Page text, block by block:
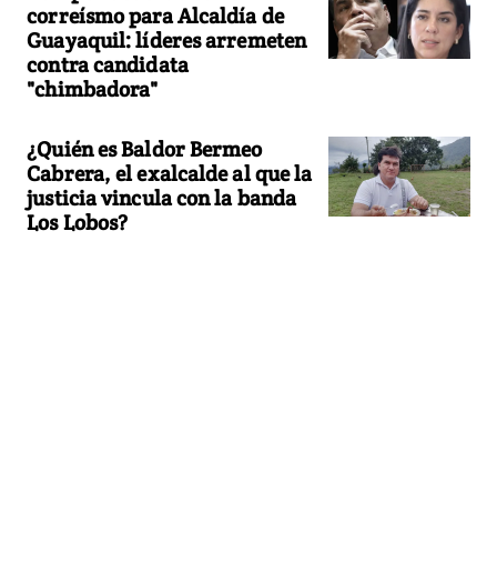
correísmo para Alcaldía de
Guayaquil: líderes arremeten
contra candidata
"chimbadora"
¿Quién es Baldor Bermeo
Cabrera, el exalcalde al que la
justicia vincula con la banda
Los Lobos?